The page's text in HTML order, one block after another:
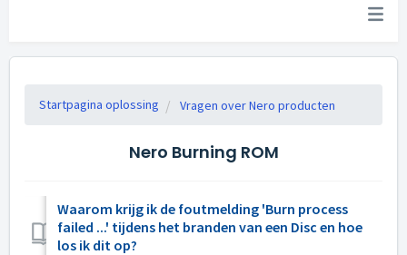
Startpagina oplossing Vragen over Nero producten
Nero Burning ROM
Waarom krijg ik de foutmelding 'Burn process
failed ...' tijdens het branden van een Disc en hoe
los ik dit op?